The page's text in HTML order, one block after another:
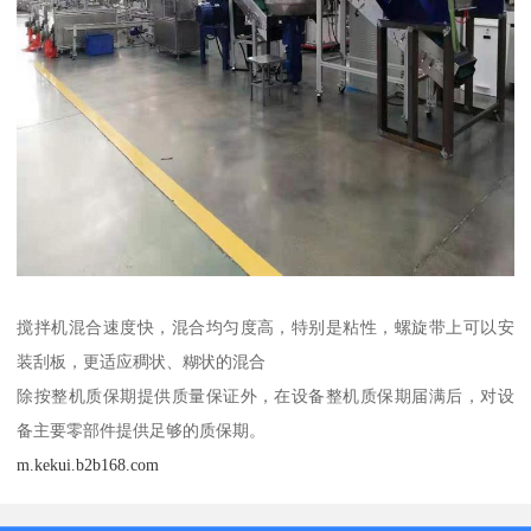
搅拌机混合速度快，混合均匀度高，特别是粘性，螺旋带上可以安
装刮板，更适应稠状、糊状的混合
除按整机质保期提供质量保证外，在设备整机质保期届满后，对设
备主要零部件提供足够的质保期。
m.kekui.b2b168.com